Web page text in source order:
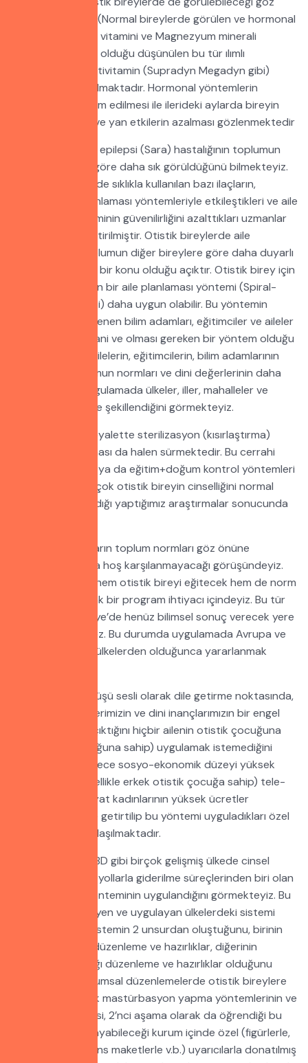
önüne alınmalıdır. (Normal bireylerde görülen ve hormonal
dalgalanmaya, B6 vitamini ve Magnezyum minerali
eksikliklerine bağlı olduğu düşünülen bu tür ılımlı
depresyonda multivitamin (Supradyn Megadyn gibi)
takviyesi yararlı olmaktadır. Hormonal yöntemlerin
kullanılmaya devam edilmesi ile ilerideki aylarda bireyin
yönteme uyumu ve yan etkilerin azalması gözlenmektedir
Otistik bireylerde epilepsi (Sara) hastalığının toplumun
diğer bireylerine göre daha sık görüldüğünü bilmekteyiz.
Epilepsi tedavisinde sıklıkla kullanılan bazı ilaçların,
hormonal aile planlaması yöntemleriyle etkileştikleri ve aile
planlaması yönteminin güvenilirliğini azalttıkları uzmanlar
tarafından dile getirilmiştir. Otistik bireylerde aile
planlamasının toplumun diğer bireylere göre daha duyarlı
olunması gereken bir konu olduğu açıktır. Otistik birey için
hormonal olmayan bir aile planlaması yöntemi (Spiral-
Rahim İçi Araç gibi) daha uygun olabilir. Bu yöntemin
bütün otizmle ilgilenen bilim adamları, eğitimciler ve aileler
tarafından en insani ve olması gereken bir yöntem olduğu
benimsenmiştir. Ailelerin, eğitimcilerin, bilim adamlarının
yaşadıkları toplumun normları ve dini değerlerinin daha
baskın geldiği, uygulamada ülkeler, iller, mahalleler ve
hatta ailelere göre şekillendiğini görmekteyiz.
ABD’de pek çok eyalette sterilizasyon (kısırlaştırma)
yaygındır. Tartışması da halen sürmektedir. Bu cerrahi
müdahele+eğitim ya da eğitim+doğum kontrol yöntemleri
uygulanarak pek çok otistik bireyin cinselliğini normal
bireyler gibi yaşadığı yaptığımız araştırmalar sonucunda
Bu tür uygulamaların toplum normları göz önüne
alındığında çok da hoş karşılanmayacağı görüşündeyiz.
Bununla beraber hem otistik bireyi eğitecek hem de norm
dışına taşmayacak bir program ihtiyacı içindeyiz. Bu tür
çalışmaların Türkiye’de henüz bilimsel sonuç verecek yere
geldiği söylenemez. Bu durumda uygulamada Avrupa ve
ABD gibi gelişmiş ülkelerden olduğunca yararlanmak
Ülkemizde bu görüşü sesli olarak dile getirme noktasında,
toplumsal değerlerimizin ve dini inançlarımızın bir engel
olarak önümüze çıktığını hiçbir ailenin otistik çocuğuna
(özellikle kız çocuğuna sahip) uygulamak istemediğini
görmekteyiz. Sadece sosyo-ekonomik düzeyi yüksek
bazı ailelerde (özellikle erkek otistik çocuğa sahip) tele-
kız ve benzeri hayat kadınlarının yüksek ücretler
karşılığında evlere getirtilip bu yöntemi uyguladıkları özel
beyanlarından anlaşılmaktadır.
Yine Avrupa ve ABD gibi birçok gelişmiş ülkede cinsel
ihtiyaçların doğal yollarla giderilme süreçlerinden biri olan
mastürbasyon yönteminin uygulandığını görmekteyiz. Bu
yöntemi benimseyen ve uygulayan ülkelerdeki sistemi
incelediğimizde sistemin 2 unsurdan oluştuğunu, birinin
ailenin yapacağı düzenleme ve hazırlıklar, diğerinin
kurumun yapacağı düzenleme ve hazırlıklar olduğunu
görmekteyiz. Kurumsal düzenlemelerde otistik bireylere
1’nci aşama olarak mastürbasyon yapma yöntemlerinin ve
şeklinin öğretilmesi, 2’nci aşama olarak da öğrendiği bu
yöntemleri uygulayabileceği kurum içinde özel (figürlerle,
resimlerle, karşı cins maketlerle v.b.) uyarıcılarla donatılmış